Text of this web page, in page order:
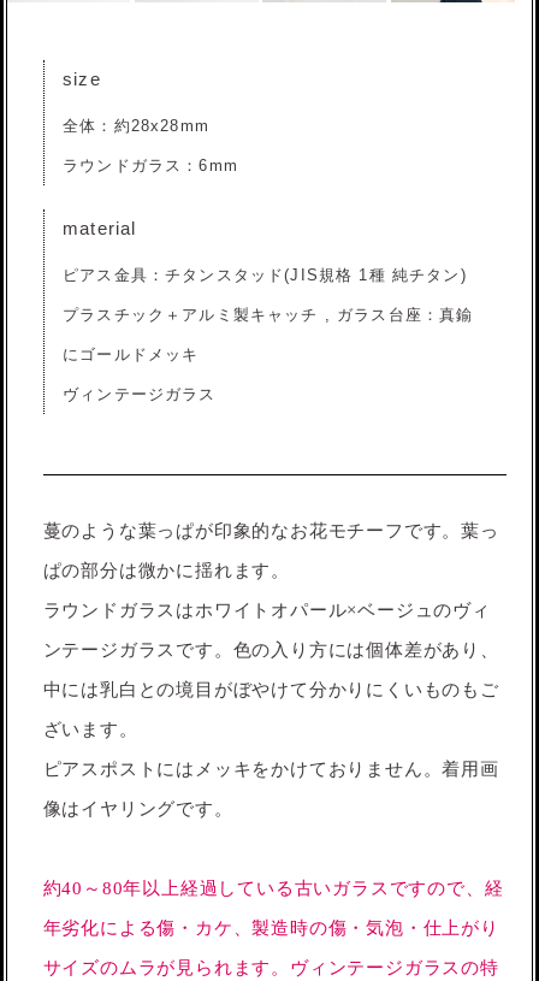
size
全体：約28x28mm
ラウンドガラス：6mm
material
ピアス金具：チタンスタッド(JIS規格 1種 純チタン)
プラスチック＋アルミ製キャッチ , ガラス台座：真鍮
にゴールドメッキ
ヴィンテージガラス
蔓のような葉っぱが印象的なお花モチーフです。葉っ
ぱの部分は微かに揺れます。
ラウンドガラスはホワイトオパール×ベージュのヴィ
ンテージガラスです。色の入り方には個体差があり、
中には乳白との境目がぼやけて分かりにくいものもご
ざいます。
ピアスポストにはメッキをかけておりません。着用画
像はイヤリングです。
約40～80年以上経過している古いガラスですので、経
年劣化による傷・カケ、製造時の傷・気泡・仕上がり
サイズのムラが見られます。ヴィンテージガラスの特